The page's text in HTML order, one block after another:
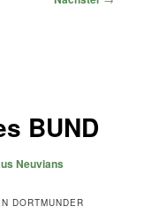
BUND
Neuvians
DORTMUNDER